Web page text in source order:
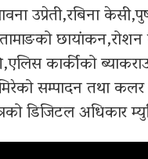
उप्रेती,रबिना
छायांकन,रोशन
कार्कीको
सम्पादन तथा
डिजिटल अधिकार